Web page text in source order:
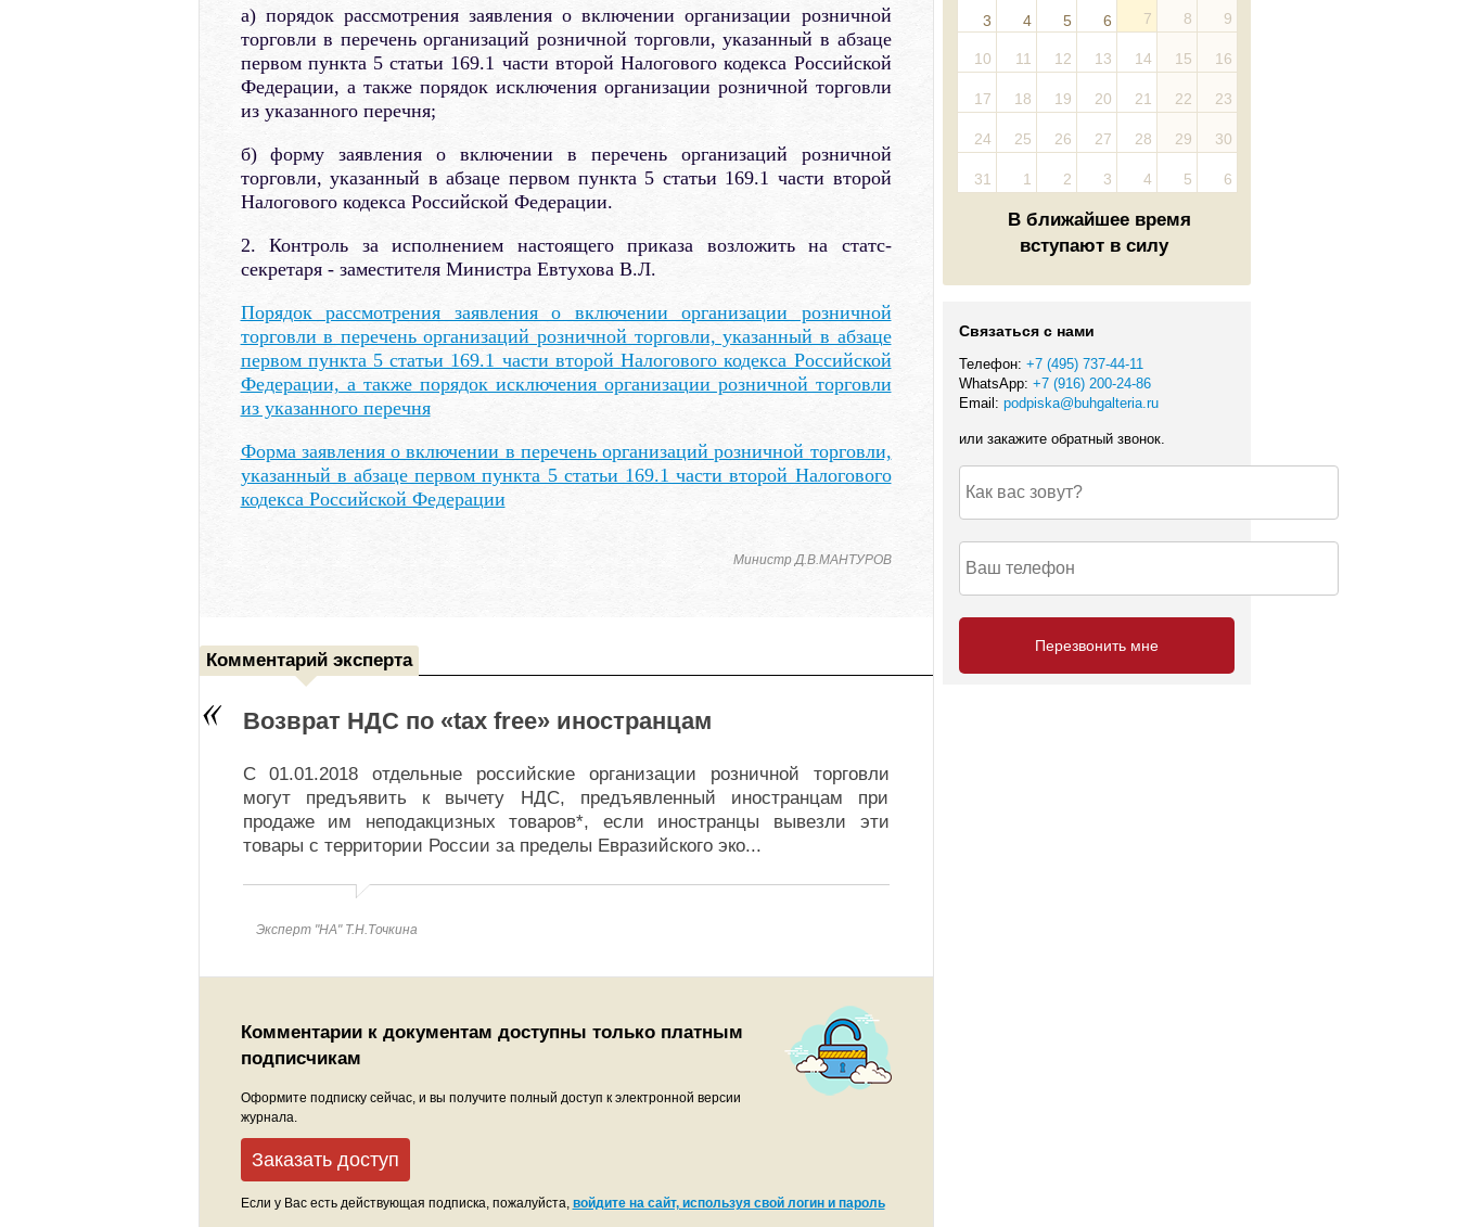
а) порядок рассмотрения заявления о включении организации розничной
торговли в перечень организаций розничной торговли, указанный в абзаце
первом пункта 5 статьи 169.1 части второй Налогового кодекса Российской
Федерации, а также порядок исключения организации розничной торговли
из указанного перечня;
б) форму заявления о включении в перечень организаций розничной
торговли, указанный в абзаце первом пункта 5 статьи 169.1 части второй
Налогового кодекса Российской Федерации.
2. Контроль за исполнением настоящего приказа возложить на статс-
секретаря - заместителя Министра Евтухова В.Л.
Порядок рассмотрения заявления о включении организации розничной
торговли в перечень организаций розничной торговли, указанный в абзаце
первом пункта 5 статьи 169.1 части второй Налогового кодекса Российской
Федерации, а также порядок исключения организации розничной торговли
из указанного перечня
Форма заявления о включении в перечень организаций розничной торговли,
указанный в абзаце первом пункта 5 статьи 169.1 части второй Налогового
кодекса Российской Федерации
Министр Д.В.МАНТУРОВ
Комментарий эксперта
Возврат НДС по «tax free» иностранцам
С 01.01.2018 отдельные российские организации розничной торговли
могут предъявить к вычету НДС, предъявленный иностранцам при
продаже им неподакцизных товаров*, если иностранцы вывезли эти
товары с территории России за пределы Евразийского эко...
Эксперт "НА" Т.Н.Точкина
Комментарии к документам доступны только платным
подписчикам
Оформите подписку сейчас, и вы получите полный доступ к электронной версии
журнала.
Заказать доступ
Если у Вас есть действующая подписка, пожалуйста, войдите на сайт, используя свой логин и пароль
3 4 5 6 7 8 9
10 11 12 13 14 15 16
17 18 19 20 21 22 23
24 25 26 27 28 29 30
31 1 2 3 4 5 6
В ближайшее время
вступают в силу
Связаться с нами
Телефон: +7 (495) 737-44-11
WhatsApp: +7 (916) 200-24-86
Email: podpiska@buhgalteria.ru
или закажите обратный звонок.